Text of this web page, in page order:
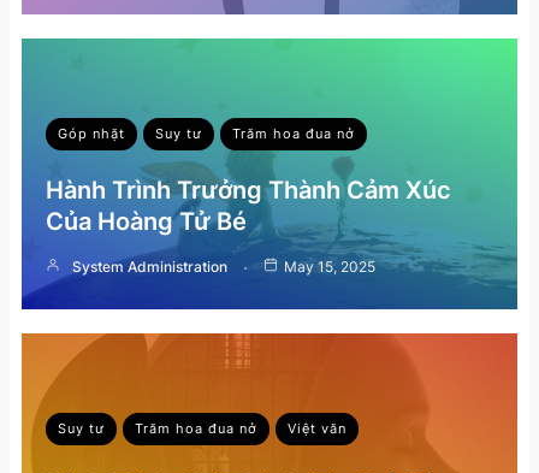
Góp nhặt Suy tư Trăm hoa đua nở
Hành Trình Trưởng Thành Cảm Xúc
Của Hoàng Tử Bé
System Administration May 15, 2025
Suy tư Trăm hoa đua nở Việt văn